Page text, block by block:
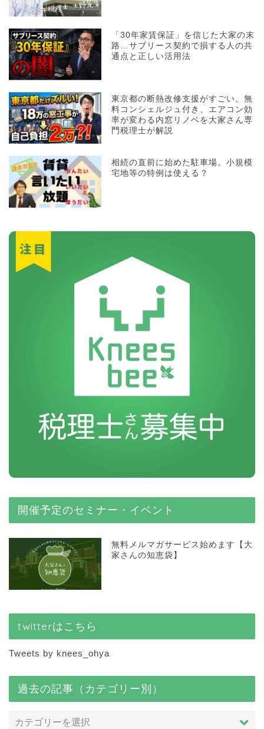
「30年家賃保証」を信じた大家の末
路…サブリース契約で損する人の共
通点と正しい活用法
東京都の断熱改修支援がすごい。無
料コンシェルジュ付き、エアコン効
率が変わる内窓リノベを大家さん専
門税理士が解説
相続の直前に始めた駐車場。小規模
宅地等の特例は使える？
開催予定のセミナー・イベント
無料メルマガサービス始めます【大
家さんの知恵袋】
twitterはこちら
Tweets by knees_ohya
過去の記事（カテゴリー別）